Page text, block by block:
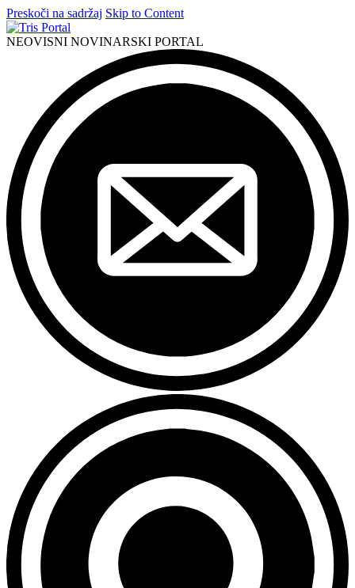
Preskoči na sadržaj Skip to Content
NEOVISNI NOVINARSKI PORTAL